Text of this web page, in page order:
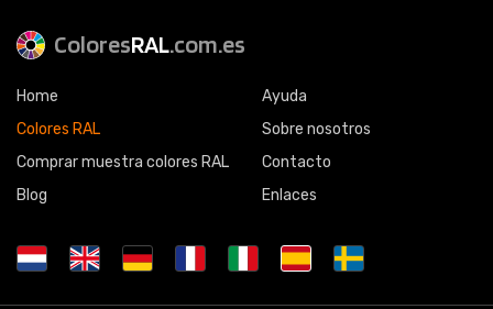
ColoresRAL.com.es
Home
Colores RAL
Comprar muestra colores RAL
Blog
Ayuda
Sobre nosotros
Contacto
Enlaces